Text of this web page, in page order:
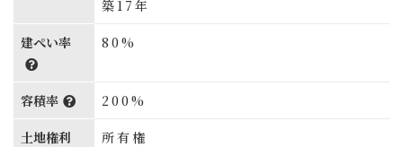
築17年
建ぺい率 80%
容積率 200%
土地権利 所有権